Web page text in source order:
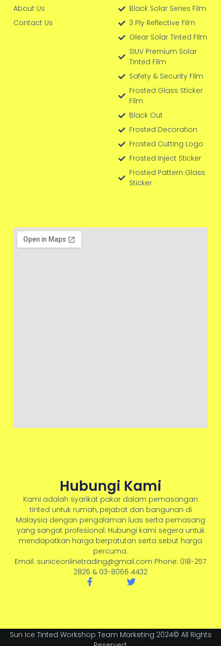
Hubungi Kami
Kami adalah syarikat pakar dalam pemasangan
tinted untuk rumah, pejabat dan bangunan di
Malaysia dengan pengalaman luas serta pemasang
yang sangat profesional. Hubungi kami segera untuk
mendapatkan harga berpatutan serta sebut harga
percuma.
Email: suniceonlinetrading@gmail.com Phone: 018-257
2826 & 03-8066 4432
F
o
T
r
About Us
Contact Us
Black Solar Series Film
3 Ply Reflective Film
Glear Solar Tinted Film
SIUV Premium Solar
Tinted Film
Safety & Security Film
Frosted Glass Sticker
Film
Black Out
Frosted Decoration
Frosted Cutting Logo
Frosted Inject Sticker
Frosted Pattern Glass
Sticker
Sun Ice Tinted Workshop Team Marketing 2024© All Rights